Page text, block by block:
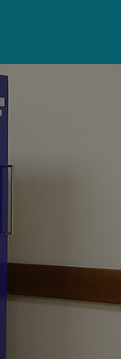
об органе по
работ
центр
свидетельства